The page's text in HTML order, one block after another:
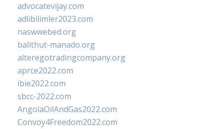
advocatevijay.com
adlibilimler2023.com
naswwebed.org
balithut-manado.org
alteregotradingcompany.org
aprce2022.com
ibie2022.com
sbcc-2022.com
AngolaOilAndGas2022.com
Convoy4Freedom2022.com